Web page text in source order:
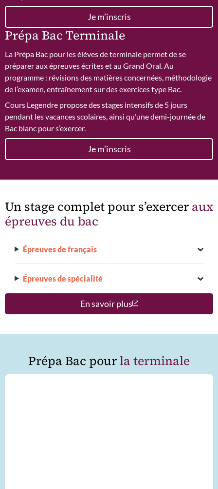
Je m’inscris
Prépa Bac Terminale
La Prépa Bac pour les élèves de terminale permet de se
préparer aux épreuves écrites et au Grand Oral. Au
programme : révisions des matières concernées, méthodologie
de l’examen, entraînement sur des exercices type Bac.
Cours Legendre propose des stages intensifs de 5 jours
pendant les vacances scolaires, ainsi qu’une demi-journée de
Bac blanc pour s’exercer.
Je m’inscris
Un stage complet pour s’exercer aux
épreuves du bac
Épreuves de français
Épreuves de spécialité
En savoir plus
Prépa Bac pour la terminale